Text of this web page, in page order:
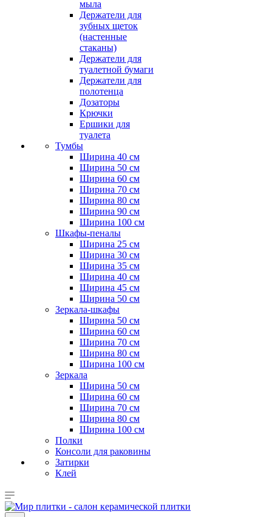
мыла
Держатели для
зубных щеток
(настенные
стаканы)
Держатели для
туалетной бумаги
Держатели для
полотенца
Дозаторы
Крючки
Ершики для
туалета
Тумбы
Ширина 40 см
Ширина 50 см
Ширина 60 см
Ширина 70 см
Ширина 80 см
Ширина 90 см
Ширина 100 см
Шкафы-пеналы
Ширина 25 см
Ширина 30 см
Ширина 35 см
Ширина 40 см
Ширина 45 см
Ширина 50 см
Зеркала-шкафы
Ширина 50 см
Ширина 60 см
Ширина 70 см
Ширина 80 см
Ширина 100 см
Зеркала
Ширина 50 см
Ширина 60 см
Ширина 70 см
Ширина 80 см
Ширина 100 см
Полки
Консоли для раковины
Затирки
Клей